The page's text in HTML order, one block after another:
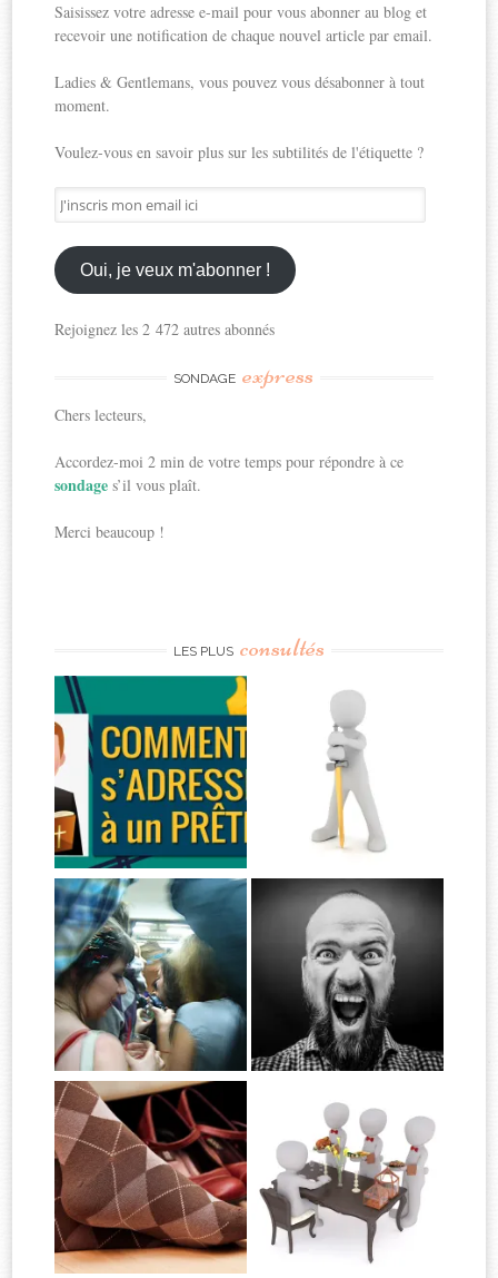
Saisissez votre adresse e-mail pour vous abonner au blog et
recevoir une notification de chaque nouvel article par email.
Ladies & Gentlemans, vous pouvez vous désabonner à tout
moment.
Voulez-vous en savoir plus sur les subtilités de l'étiquette ?
J'inscris
mon
email
ici
Oui, je veux m'abonner !
Rejoignez les 2 472 autres abonnés
SONDAGE express
Chers lecteurs,
Accordez-moi 2 min de votre temps pour répondre à ce
sondages’il vous plaît.
Merci beaucoup !
LES PLUS consultés